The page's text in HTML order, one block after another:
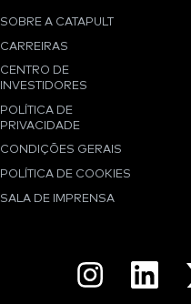
SOBRE A CATAPULT
CARREIRAS
CENTRO DE
INVESTIDORES
POLÍTICA DE
PRIVACIDADE
CONDIÇÕES GERAIS
POLÍTICA DE COOKIES
SALA DE IMPRENSA